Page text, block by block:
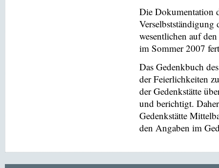
Die Dokumentation
wesentlichen auf
im Sommer 2007
Das Gedenkbuch
der Feierlichkeiten
der Gedenkstätte
und berichtigt.
Gedenkstätte
den Angaben im